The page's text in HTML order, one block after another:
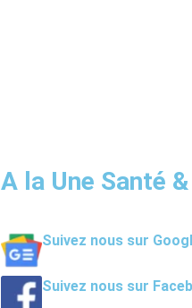
A la Une Santé
Suivez nous sur
Suivez nous sur